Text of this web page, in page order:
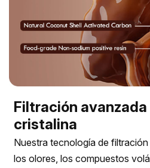
Filtración avanzada
cristalina
Nuestra tecnología de
los olores, los compuestos